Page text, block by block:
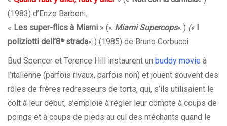
(1983) d’Enzo Barboni.
« Les super-flics à Miami » (« Miami Supercops« ) («
poliziotti dell’8ª strada« ) (1985) de Bruno Corbucci
Bud Spencer et Terence Hill instaurent un buddy movie à
l’italienne (parfois rivaux, parfois non) et jouent souvent des
rôles de frères redresseurs de torts, qui, s’ils utilisaient le
colt à leur début, s’emploie à régler leur compte à coups de
poings et à coups de pieds au cul des méchants quand le